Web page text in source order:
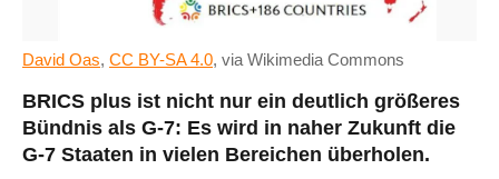
David Oas, CC BY-SA 4.0, via Wikimedia Commons
BRICS plus ist nicht nur ein deutlich größeres
Bündnis als G-7: Es wird in naher Zukunft die
G-7 Staaten in vielen Bereichen überholen.